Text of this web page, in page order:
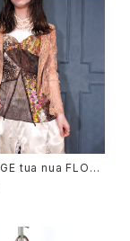
tua nua FLOW
PATTERNED DE
CAMISOLE/ヨー